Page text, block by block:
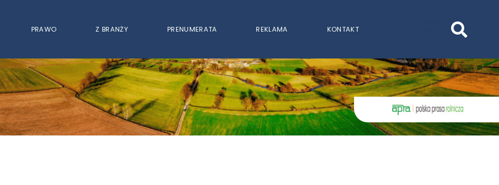
PRAWO Z BRANŻY PRENUMERATA REKLAMA KONTAKT
WPISZ CO NAJMNIEJ 3 ZNAKI